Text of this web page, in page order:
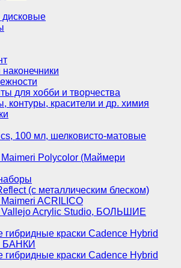
для хобби и творчества
контуры, красители и др. химия
100 мл, шелковисто-матовые
Polycolor (Маймери
(с металлическим блеском)
ACRILICO
Vallejo Acrylic Studio, БОЛЬШИЕ
краски Cadence Hybrid
БАНКИ
краски Cadence Hybrid